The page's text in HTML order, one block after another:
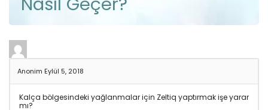
Anonim Eylül 5, 2018
Kalça bölgesindeki yağlanmalar için Zeltiq yaptırmak işe yarar
mı?